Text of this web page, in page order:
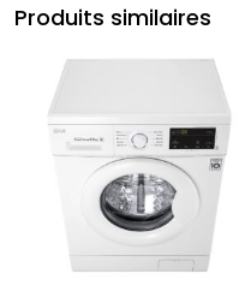
Produits similaires